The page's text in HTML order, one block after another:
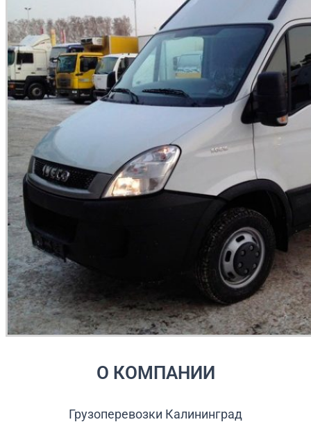
О КОМПАНИИ
Грузоперевозки Калининград